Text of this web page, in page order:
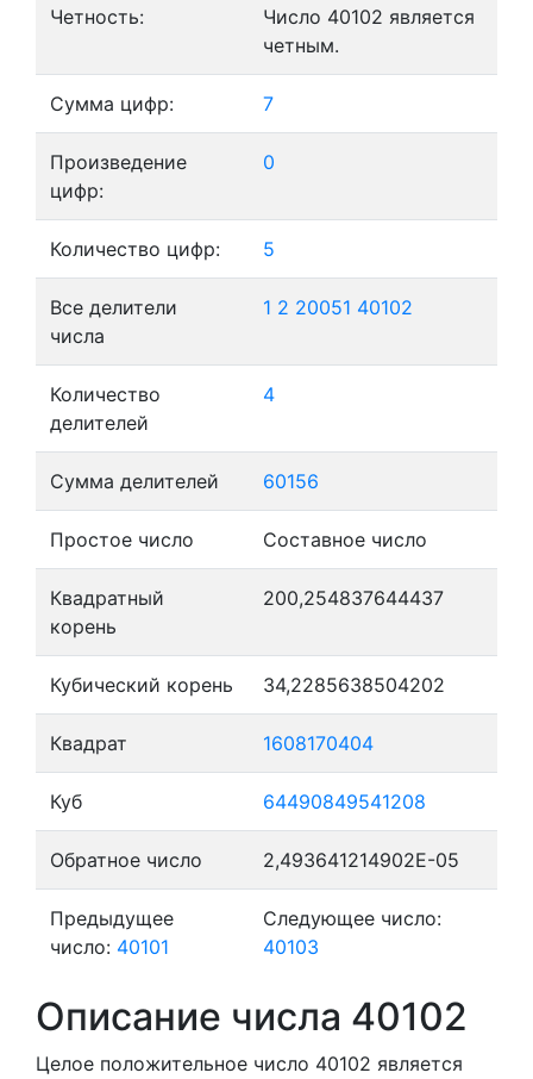
Четность:
Число 40102 является
четным.
Сумма цифр: 7
Произведение
цифр:
0
Количество цифр: 5
Все делители
числа
1 2 20051 40102
Количество
делителей
4
Сумма делителей 60156
Простое число Составное число
Квадратный
корень
200,254837644437
Кубический корень 34,2285638504202
Квадрат 1608170404
Куб 64490849541208
Обратное число 2,493641214902E-05
Предыдущее
число: 40101
Следующее число:
40103
Описание числа 40102
Целое положительное число 40102 является